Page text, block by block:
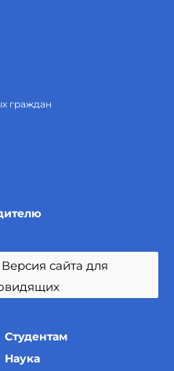
граждан
сайта для
Студентам
Наука